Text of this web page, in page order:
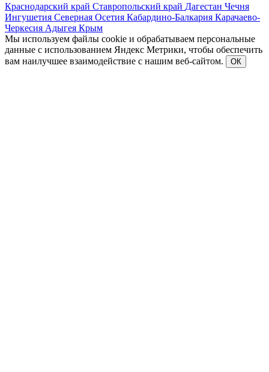
Краснодарский край Ставропольский край Дагестан Чечня
Ингушетия Северная Осетия Кабардино-Балкария Карачаево-
Черкесия Адыгея Крым
Мы используем файлы cookie и обрабатываем персональные
данные с использованием Яндекс Метрики, чтобы обеспечить
вам наилучшее взаимодействие с нашим веб-сайтом.
ОК